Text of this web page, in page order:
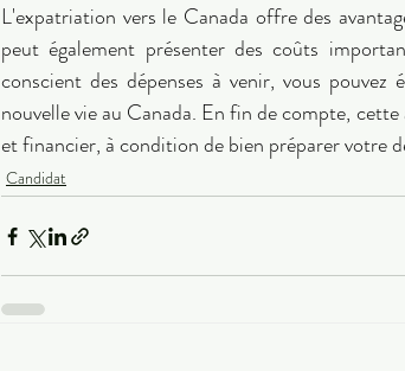
L'expatriation vers le Canada offre des
peut également présenter des coûts
conscient des dépenses à venir, vous
nouvelle vie au Canada. En fin de compte,
et financier, à condition de bien préparer votre
Candidat